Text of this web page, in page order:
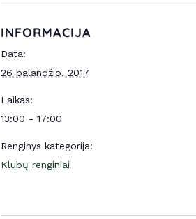
INFORMACIJA
Data:
26 balandžio, 2017
Laikas:
13:00 - 17:00
Renginys kategorija:
Klubų renginiai